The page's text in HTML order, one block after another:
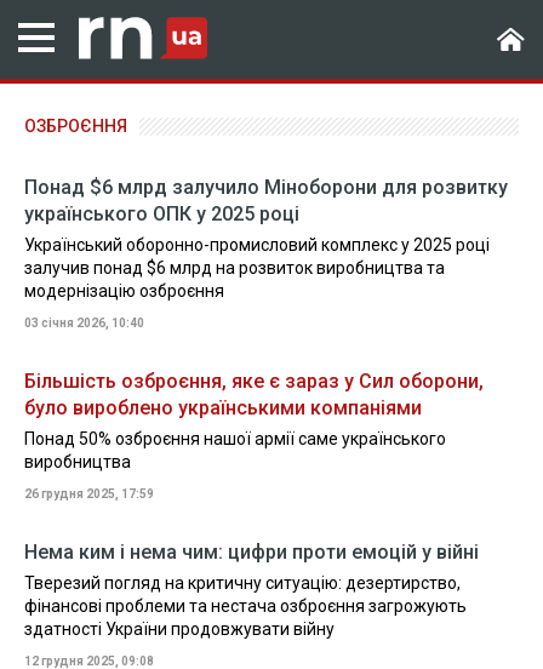
ОЗБРОЄННЯ
Понад $6 млрд залучило Міноборони для розвитку
українського ОПК у 2025 році
Український оборонно-промисловий комплекс у 2025 році
залучив понад $6 млрд на розвиток виробництва та
модернізацію озброєння
03 січня 2026, 10:40
Більшість озброєння, яке є зараз у Сил оборони,
було вироблено українськими компаніями
Понад 50% озброєння нашої армії саме українського
виробництва
26 грудня 2025, 17:59
Нема ким і нема чим: цифри проти емоцій у війні
Тверезий погляд на критичну ситуацію: дезертирство,
фінансові проблеми та нестача озброєння загрожують
здатності України продовжувати війну
12 грудня 2025, 09:08